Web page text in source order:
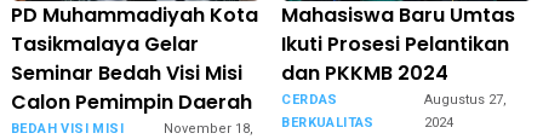
PD Muhammadiyah Kota
Tasikmalaya Gelar
Seminar Bedah Visi Misi
Calon Pemimpin Daerah
BEDAH VISI MISI
November 18,
Mahasiswa Baru Umtas
Ikuti Prosesi Pelantikan
dan PKKMB 2024
CERDAS
BERKUALITAS
Augustus 27,
2024